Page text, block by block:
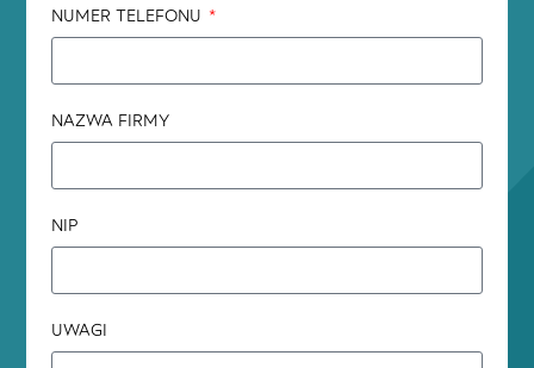
NUMER TELEFONU
NAZWA FIRMY
NIP
UWAGI